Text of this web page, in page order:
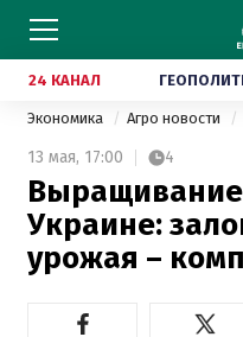
24 КАНАЛ
Экономика Агро новости
13 мая, 17:00 4
Выращивание
Украине:
урожая –